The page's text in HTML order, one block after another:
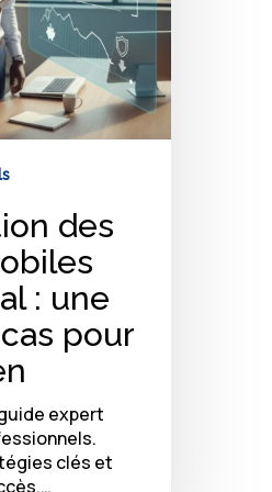
des
: une
pour
expert
clés et